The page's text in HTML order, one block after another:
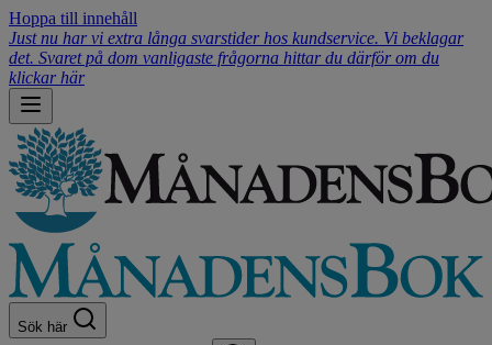
Hoppa till innehåll
Just nu har vi extra långa svarstider hos kundservice. Vi beklagar
det. Svaret på dom vanligaste frågorna hittar du därför om du
klickar här
Sök här